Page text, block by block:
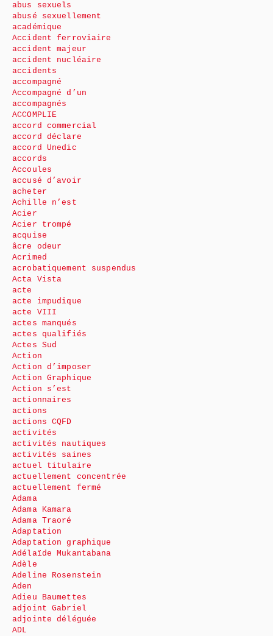
abus sexuels
abusé sexuellement
académique
Accident ferroviaire
accident majeur
accident nucléaire
accidents
accompagné
Accompagné d’un
accompagnés
ACCOMPLIE
accord commercial
accord déclare
accord Unedic
accords
Accoules
accusé d’avoir
acheter
Achille n’est
Acier
Acier trompé
acquise
âcre odeur
Acrimed
acrobatiquement suspendus
Acta Vista
acte
acte impudique
acte VIII
actes manqués
actes qualifiés
Actes Sud
Action
Action d’imposer
Action Graphique
Action s’est
actionnaires
actions
actions CQFD
activités
activités nautiques
activités saines
actuel titulaire
actuellement concentrée
actuellement fermé
Adama
Adama Kamara
Adama Traoré
Adaptation
Adaptation graphique
Adélaïde Mukantabana
Adèle
Adeline Rosenstein
Aden
Adieu Baumettes
adjoint Gabriel
adjointe déléguée
ADL